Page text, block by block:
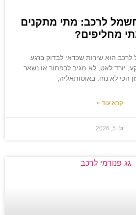
חשמל לרכב: מתי מתקנים
מחליפים?
לרכב הוא שירות שכדאי לבדוק ברגע
יורד לאט, לא מגיב לכפתור או נשאר
הכי לא נוח. באוטותאליה,
קרא עוד »
יולי 5, 2026